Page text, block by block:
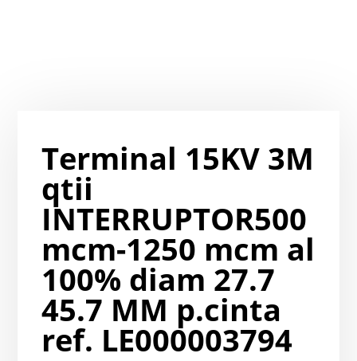
Terminal 15KV 3M
qtii
INTERRUPTOR500
mcm-1250 mcm al
100% diam 27.7
45.7 MM p.cinta
ref. LE000003794